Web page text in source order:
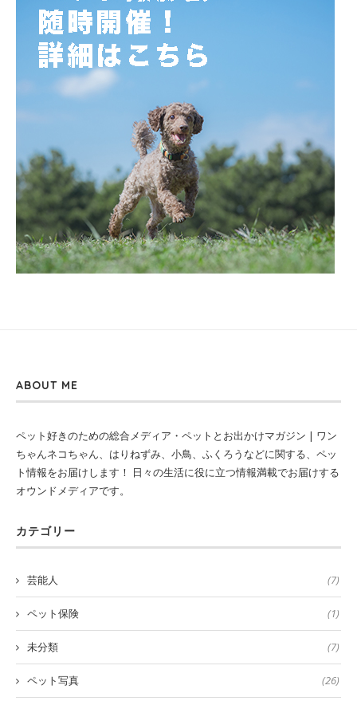
ABOUT ME
ペット好きのための総合メディア・ペットとお出かけマガジン | ワン
ちゃんネコちゃん、はりねずみ、小鳥、ふくろうなどに関する、ペッ
ト情報をお届けします！ 日々の生活に役に立つ情報満載でお届けする
オウンドメディアです。
カテゴリー
芸能人 (7)
ペット保険 (1)
未分類 (7)
ペット写真 (26)